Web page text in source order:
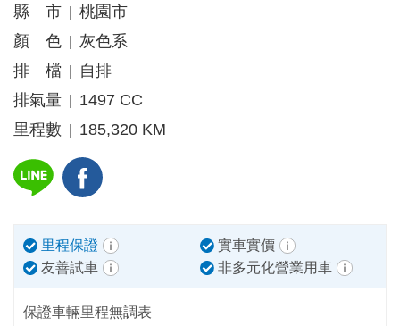
縣 市
桃園市
顏 色
灰色系
排 檔
自排
排氣量
1497 CC
里程數
185,320 KM
里程保證
實車實價
友善試車
非多元化營業用車
保證車輛里程無調表